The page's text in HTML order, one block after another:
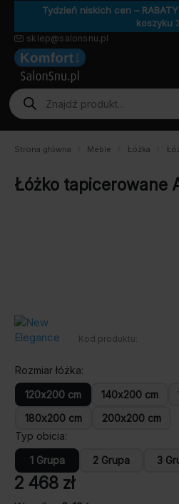
Tydzień niskich cen –
koszyku
sklep@salonsnu.pl
Wyszukiwarka
produktów
Strona główna Meble Łóżka
Łóżko tapicerowane
Kod produktu:
Rozmiar łóżka
120x200 cm
140x200 cm
180x200 cm
200x200 cm
Typ obicia
1 Grupa
2 Grupa 3
2 468 zł